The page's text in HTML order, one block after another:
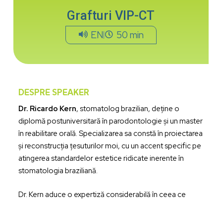
Grafturi VIP-CT
EN 50 min
DESPRE SPEAKER
Dr. Ricardo Kern, stomatolog brazilian, deține o
diplomă postuniversitară în parodontologie și un master
în reabilitare orală. Specializarea sa constă în proiectarea
și reconstrucția țesuturilor moi, cu un accent specific pe
atingerea standardelor estetice ridicate inerente în
stomatologia braziliană.
Dr. Kern aduce o expertiză considerabilă în ceea ce